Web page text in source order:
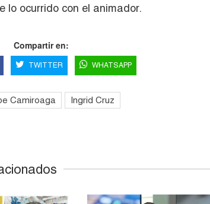
lo ocurrido con el animador.
Compartir en:
TWITTER WHATSAPP
Camiroaga Ingrid Cruz